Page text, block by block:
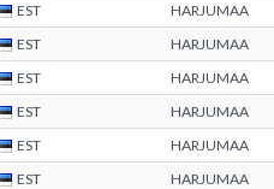
EST HARJUMAA
EST HARJUMAA
EST HARJUMAA
EST HARJUMAA
EST HARJUMAA
EST HARJUMAA